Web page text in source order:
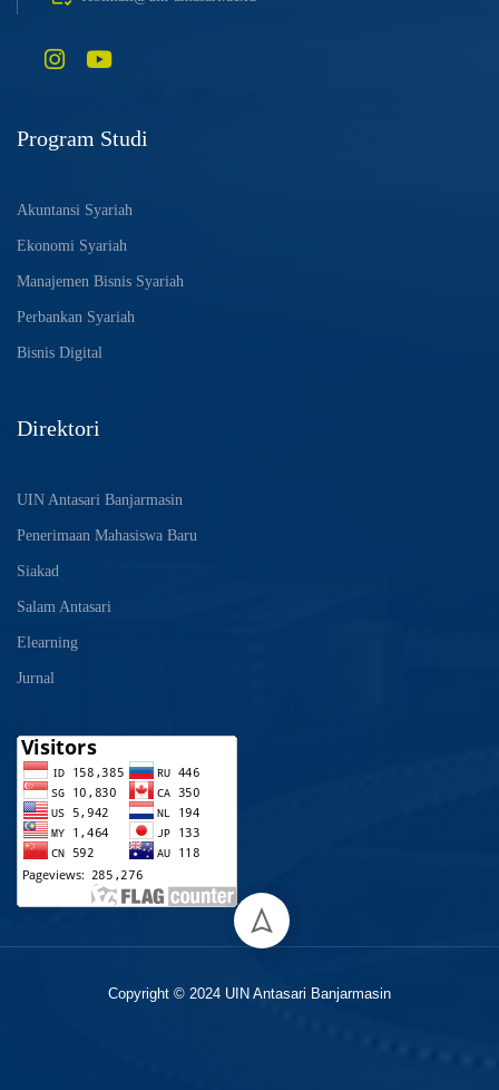
Program Studi
Akuntansi Syariah
Ekonomi Syariah
Manajemen Bisnis Syariah
Perbankan Syariah
Bisnis Digital
Direktori
UIN Antasari Banjarmasin
Penerimaan Mahasiswa Baru
Siakad
Salam Antasari
Elearning
Jurnal
Copyright © 2024 UIN Antasari Banjarmasin